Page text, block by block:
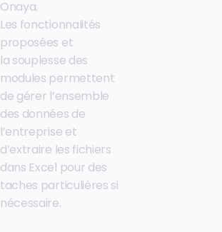
Onaya.
Les fonctionnalités
proposées et
la souplesse des
modules permettent
de gérer l’ensemble
des données de
l’entreprise et
d’extraire les fichiers
dans Excel pour des
taches particulières si
nécessaire.